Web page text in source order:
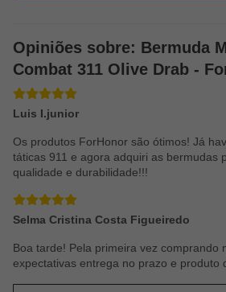
Opiniões sobre: Bermuda
Combat 311 Olive Drab -
Luis I.junior
Os produtos ForHonor são ótimos! Já
táticas 911 e agora adquiri as bermudas
qualidade e durabilidade!!!
Selma Cristina Costa Figueiredo
Boa tarde! Pela primeira vez comprando
expectativas entrega no prazo e produto